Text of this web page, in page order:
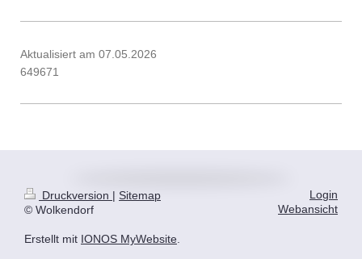
Aktualisiert am 07.05.2026
649671
Druckversion
Sitemap
© Wolkendorf
Erstellt mit IONOS MyWebsite.
Login
Webansicht